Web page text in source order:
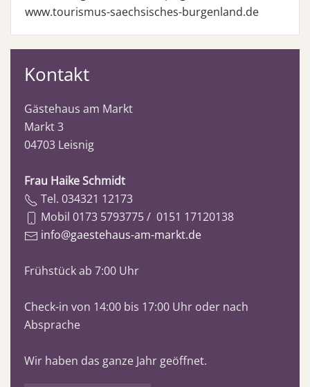
www.tourismus-saechsisches-burgenland.de
Kontakt
Gästehaus am Markt
Markt 3
04703 Leisnig
Frau Haike Schmidt
Tel. 034321 12173
Mobil 0173 5793775 / 0151 17120138
info@gaestehaus-am-markt.de
Frühstück ab 7:00 Uhr
Check-in von 14:00 bis 17:00 Uhr oder nach
Absprache
Wir haben das ganze Jahr geöffnet.